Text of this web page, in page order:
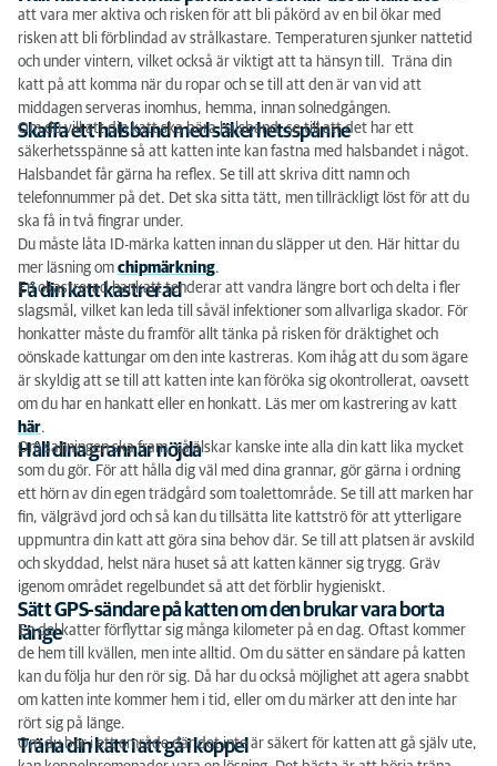
att vara mer aktiva och risken för att bli påkörd av en bil ökar med
risken att bli förblindad av strålkastare. Temperaturen sjunker nattetid
och under vintern, vilket också är viktigt att ta hänsyn till. Träna din
katt på att komma när du ropar och se till att den är van vid att
middagen serveras inomhus, hemma, innan solnedgången.
Skaffa ett halsband med säkerhetsspänne
Om du vill att din katt ska bära halsband, se till att det har ett
säkerhetsspänne så att katten inte kan fastna med halsbandet i något.
Halsbandet får gärna ha reflex. Se till att skriva ditt namn och
telefonnummer på det. Det ska sitta tätt, men tillräckligt löst för att du
ska få in två fingrar under.
Du måste låta ID-märka katten innan du släpper ut den. Här hittar du
mer läsning om chipmärkning.
Få din katt kastrerad
En okastrerad hankatt tenderar att vandra längre bort och delta i fler
slagsmål, vilket kan leda till såväl infektioner som allvarliga skador. För
honkatter måste du framför allt tänka på risken för dräktighet och
oönskade kattungar om den inte kastreras. Kom ihåg att du som ägare
är skyldig att se till att katten inte kan föröka sig okontrollerat, oavsett
om du har en hankatt eller en honkatt. Läs mer om kastrering av katt
här.
Håll dina grannar nöjda
Om sanningen ska fram, så älskar kanske inte alla din katt lika mycket
som du gör. För att hålla dig väl med dina grannar, gör gärna i ordning
ett hörn av din egen trädgård som toalettområde. Se till att marken har
fin, välgrävd jord och så kan du tillsätta lite kattströ för att ytterligare
uppmuntra din katt att göra sina behov där. Se till att platsen är avskild
och skyddad, helst nära huset så att katten känner sig trygg. Gräv
igenom området regelbundet så att det förblir hygieniskt.
Sätt GPS-sändare på katten om den brukar vara borta
länge
En del katter förflyttar sig många kilometer på en dag. Oftast kommer
de hem till kvällen, men inte alltid. Om du sätter en sändare på katten
kan du följa hur den rör sig. Då har du också möjlighet att agera snabbt
om katten inte kommer hem i tid, eller om du märker att den inte har
rört sig på länge.
Träna din katt i att gå i koppel
Om du bor i ett område där det inte är säkert för katten att gå själv ute,